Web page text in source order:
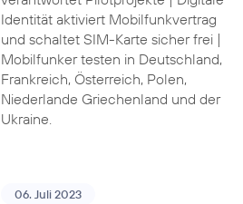
Identität aktiviert Mobilfunkvertrag
und schaltet SIM-Karte sicher frei |
Mobilfunker testen in Deutschland,
Frankreich, Österreich, Polen,
Niederlande Griechenland und der
Ukraine.
06. Juli 2023